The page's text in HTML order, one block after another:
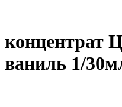
концентрат
ваниль 1/